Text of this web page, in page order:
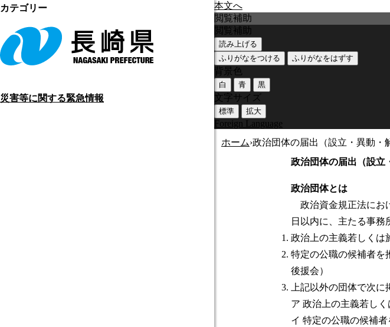
本文へ
災害等に関する緊急情報
閲覧補助
閲覧補助
読み上げる
ふりがなをつける
ふりがなをはずす
背景色
白 青 黒
文字サイズ
標準 拡大
Foreign Language
ホーム›政治団体の届出（設立・異動・
政治団体の届出（設立
政治団体とは
政治資金規正法にお
日以内に、主たる事務
政治上の主義若しくは
特定の公職の候補者を
後援会）
上記以外の団体で次に
ア 政治上の主義若し
イ 特定の公職の候補
カテゴリー